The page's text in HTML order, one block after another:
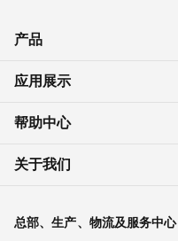
产品
应用展示
帮助中心
关于我们
总部、生产、物流及服务中心